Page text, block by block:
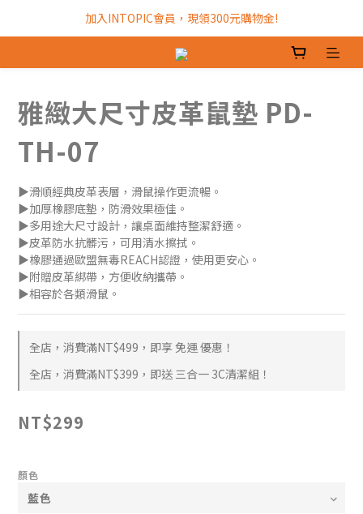
加入INTOPIC會員，現領300元購物金!
加入INTOPIC會員，現領300元購物金!
全館滿$499免運費!
雅緻大尺寸皮革鼠墊 PD-
TH-07
▶滑順經典皮革表層，滑鼠操作更流暢。
▶加厚橡膠底墊，防滑效果極佳。
▶多用途大尺寸設計，讓桌面維持整潔舒適。
▶皮革防水抗髒污，可用清水擦拭。
▶橡膠通過歐盟無毒REACH認證，使用更安心。
▶附贈皮革綁帶，方便收納攜帶。
▶相容於各類滑鼠。
全店，消費滿NT$499，即享 免運 優惠！
全店，消費滿NT$399，即送 三合一 3C清潔組！
NT$299
顏色